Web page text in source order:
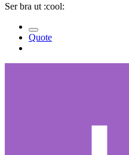
Ser bra ut :cool:
Quote